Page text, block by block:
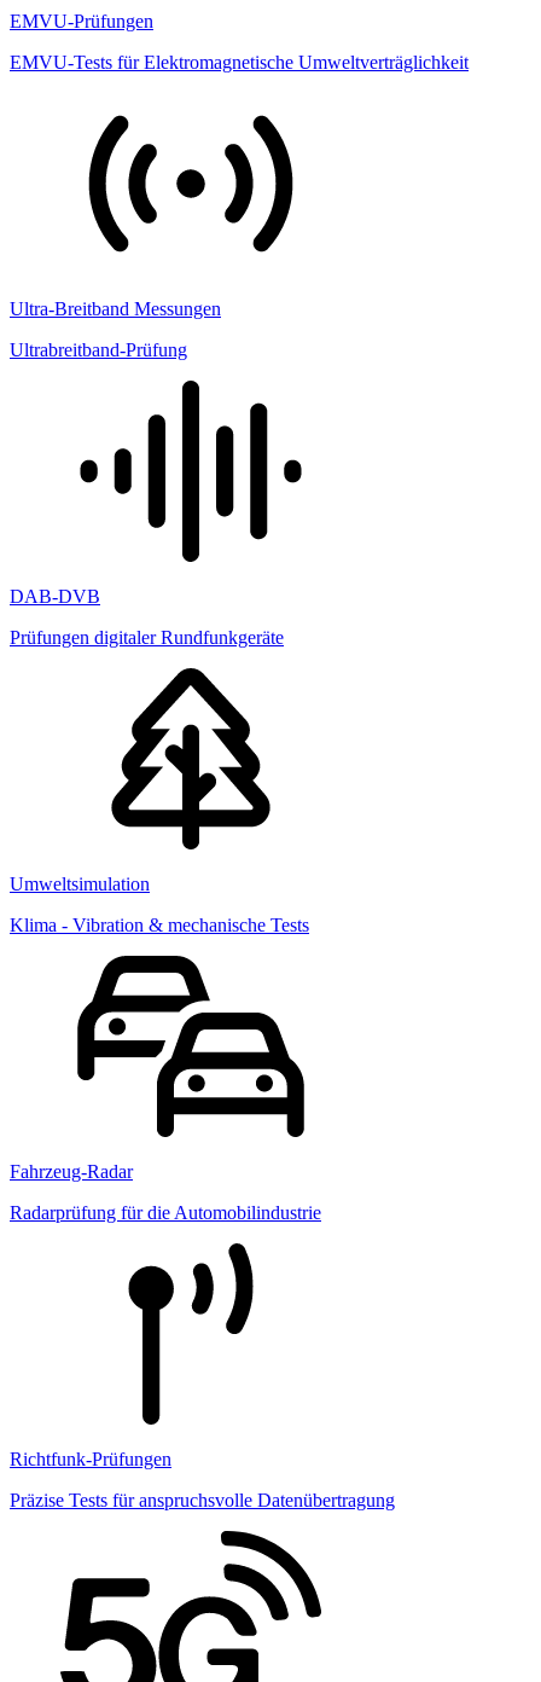
EMVU-Prüfungen
EMVU-Tests für Elektromagnetische Umweltverträglichkeit
Ultra-Breitband Messungen
Ultrabreitband-Prüfung
DAB-DVB
Prüfungen digitaler Rundfunkgeräte
Umweltsimulation
Klima - Vibration & mechanische Tests
Fahrzeug-Radar
Radarprüfung für die Automobilindustrie
Richtfunk-Prüfungen
Präzise Tests für anspruchsvolle Datenübertragung